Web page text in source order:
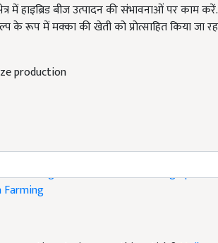
रूप में मक्का की खेती को प्रोत्साहित किया जा रहा
Farming PracticesMaize Farming Updates
Farming
to improve this article?